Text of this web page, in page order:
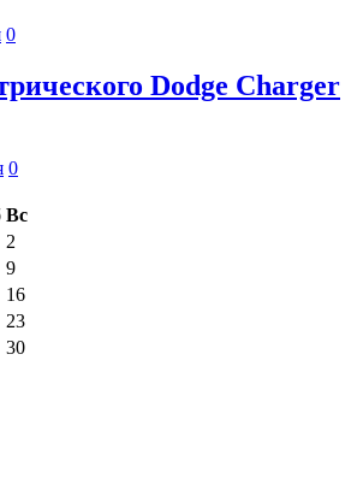
0
Dodge Charger
0
Вс
2
9
16
23
30